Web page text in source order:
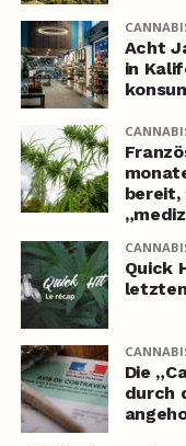
Acht
in
bereit,
Quick
Die
durch